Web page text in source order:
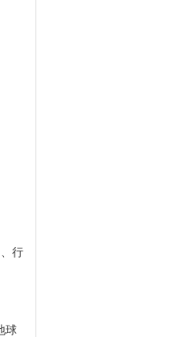
行
球